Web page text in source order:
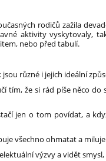
rodičů zažila
aktivity vyskytovaly,
nebo před tabulí.
jsou různé i jejich ideální
tím, že si rád píše něco do
jen o tom povídat, a
všechno ohmatat a
výzvy a vidět smysl,